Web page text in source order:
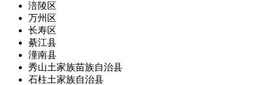
涪陵区
万州区
长寿区
綦江县
潼南县
秀山土家族苗族自治县
石柱土家族自治县